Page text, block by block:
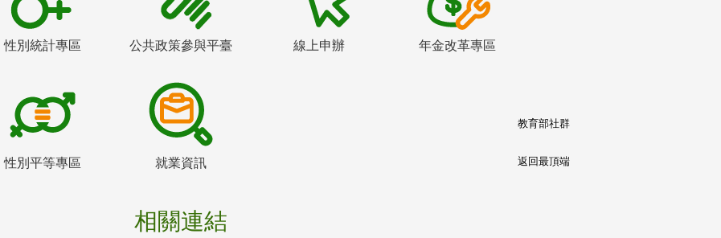
性別統計專區 公共政策參與平臺 線上申辦 年金改革專區
性別平等專區 就業資訊
相關連結
教育部社群
返回最頂端